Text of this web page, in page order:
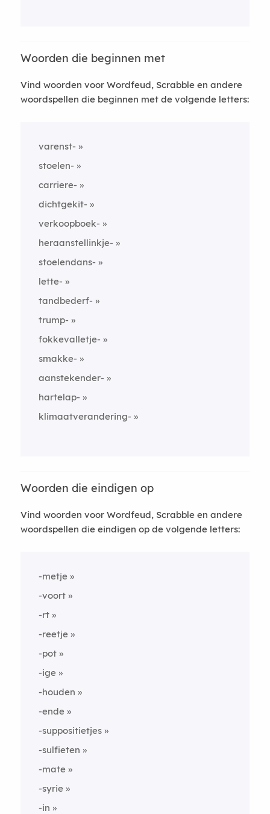
Woorden die beginnen met
Vind woorden voor Wordfeud, Scrabble en andere
woordspellen die beginnen met de volgende letters:
varenst-
stoelen-
carriere-
dichtgekit-
verkoopboek-
heraanstellinkje-
stoelendans-
lette-
tandbederf-
trump-
fokkevalletje-
smakke-
aanstekender-
hartelap-
klimaatverandering-
Woorden die eindigen op
Vind woorden voor Wordfeud, Scrabble en andere
woordspellen die eindigen op de volgende letters:
-metje
-voort
-rt
-reetje
-pot
-ige
-houden
-ende
-suppositietjes
-sulfieten
-mate
-syrie
-in